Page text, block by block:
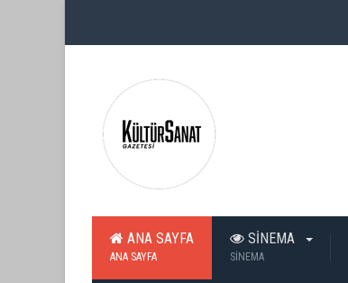
ANA SAYFA
ANA SAYFA
SİNEMA
SİNEMA